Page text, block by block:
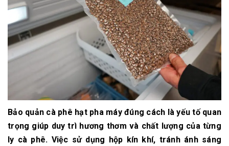
Bảo quản cà phê hạt pha máy đúng cách là yếu tố quan
trọng giúp duy trì hương thơm và chất lượng của từng
ly cà phê. Việc sử dụng hộp kín khí, tránh ánh sáng